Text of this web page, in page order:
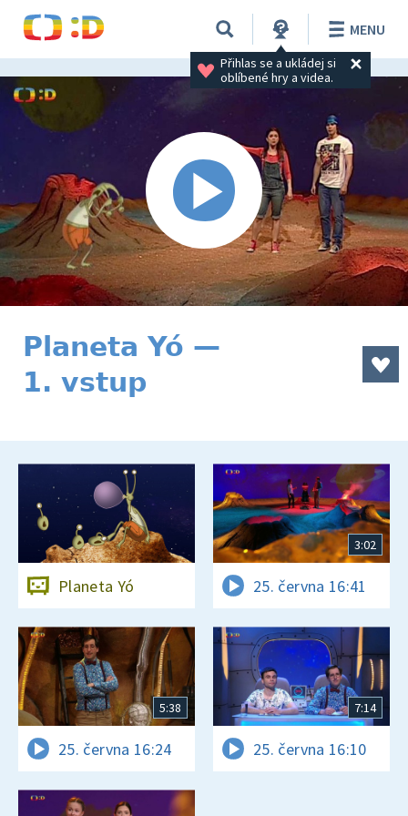
Přihlas se a ukládej si
oblíbené hry a videa.
MENU
Planeta Yó —
1. vstup
Planeta Yó
3:02
25. června 16:41
5:38
25. června 16:24
7:14
25. června 16:10